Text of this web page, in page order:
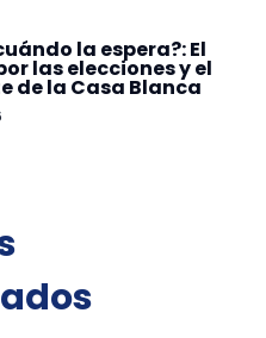
la espera?: El
las elecciones y el
de la Casa Blanca